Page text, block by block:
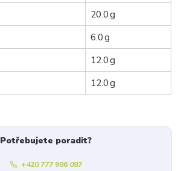
20.0 g
6.0 g
12.0 g
12.0 g
Potřebujete poradit?
+420 777 986 087